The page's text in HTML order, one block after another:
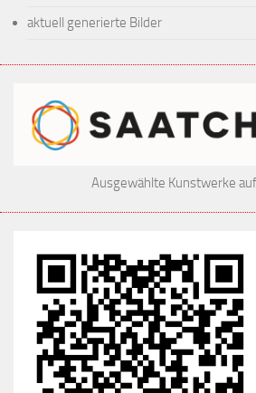
aktuell generierte Bilder
Ausgewählte Kunstwerke